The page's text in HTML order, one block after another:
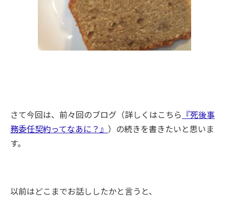
さて今回は、前々回のブログ（詳しくはこちら 『死後事
務委任契約ってなあに？』 ）の続きを書きたいと思いま
す。
以前はどこまでお話ししたかと言うと、